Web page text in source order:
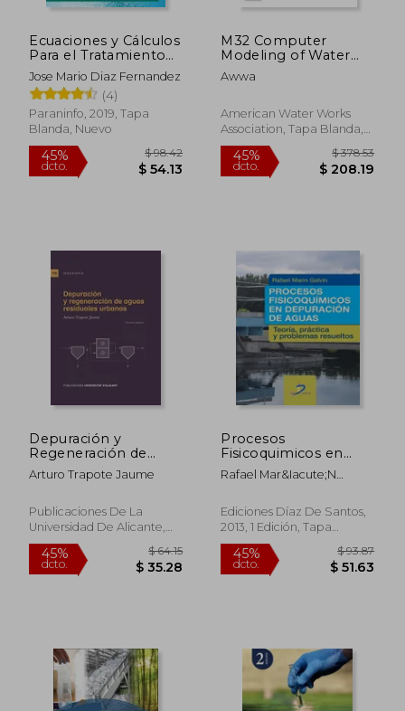
Ecuaciones y Cálculos
Para el Tratamiento
de Aguas
Jose Mario Diaz Fernandez
(4)
Paraninfo, 2019, Tapa
Blanda, Nuevo
45%
M32 Computer
Modeling of Water
Distribution Systems,
Fourth Edition (en
Awwa
American Water Works
Association, Tapa Blanda,
Nuevo
45%
dcto. $
Depuración y
Regeneración de
Aguas Residuales
Urbanas (Textos
Arturo Trapote Jaume
Publicaciones De La
Universidad De Alicante,
2020, 3 Edición, Tapa
Blanda, Nuevo
Procesos
Fisicoquimicos en
Depuracion de Aguas
Rafael Mar&Iacute;N
Ediciones Díaz De Santos,
2013, 1 Edición, Tapa
Blanda, Nuevo